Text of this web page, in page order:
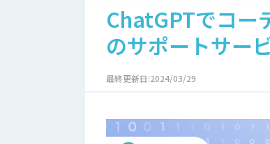
ChatGPTでコー
のサポートサー
最終更新日:2024/03/29